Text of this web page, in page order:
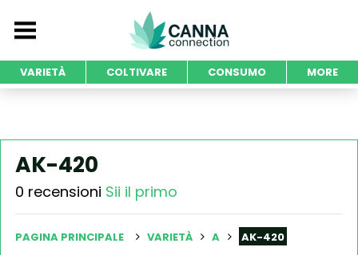
VARIETÀ COLTIVARE CONSUMO MORE
AK-420
0 recensioni Sii il primo
PAGINA PRINCIPALE VARIETÀ A AK-420